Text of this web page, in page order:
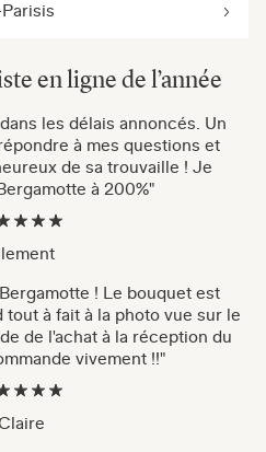
en ligne de l’année
les délais annoncés. Un
à mes questions et
de sa trouvaille ! Je
à 200%"
! Le bouquet est
à fait à la photo vue sur le
de l'achat à la réception du
vivement !!"